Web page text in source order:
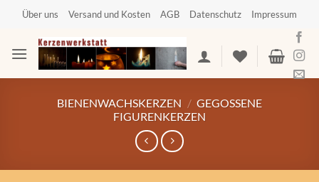
springen
Über uns Versand und Kosten AGB Datenschutz Impressum
BIENENWACHSKERZEN / GEGOSSENE
FIGURENKERZEN